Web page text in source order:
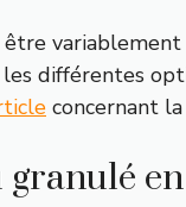
différentes
concernant